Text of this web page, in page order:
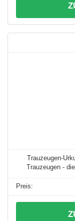
Trauzeugen-
Trauzeugen -